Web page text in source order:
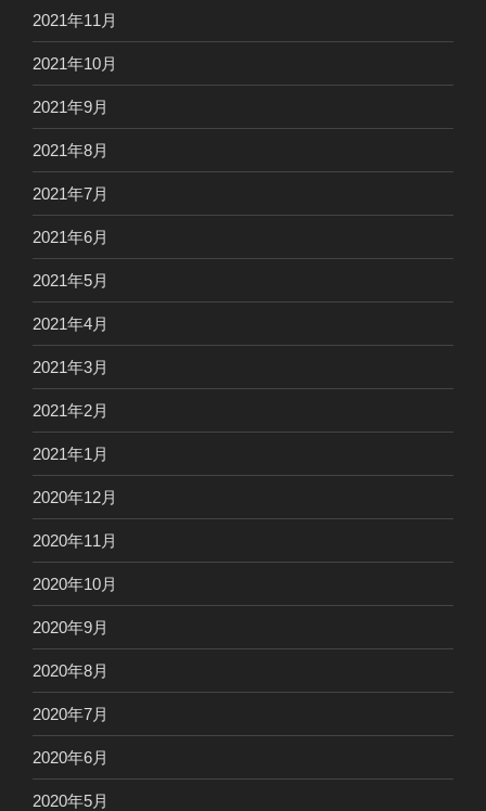
2021年11月
2021年10月
2021年9月
2021年8月
2021年7月
2021年6月
2021年5月
2021年4月
2021年3月
2021年2月
2021年1月
2020年12月
2020年11月
2020年10月
2020年9月
2020年8月
2020年7月
2020年6月
2020年5月